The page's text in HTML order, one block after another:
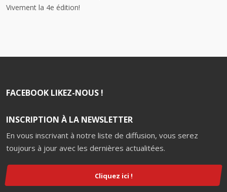
Vivement la 4e édition!
FACEBOOK LIKEZ-NOUS !
INSCRIPTION À LA NEWSLETTER
En vous inscrivant à notre liste de diffusion, vous serez
toujours à jour avec les dernières actualitées.
Cliquez ici !